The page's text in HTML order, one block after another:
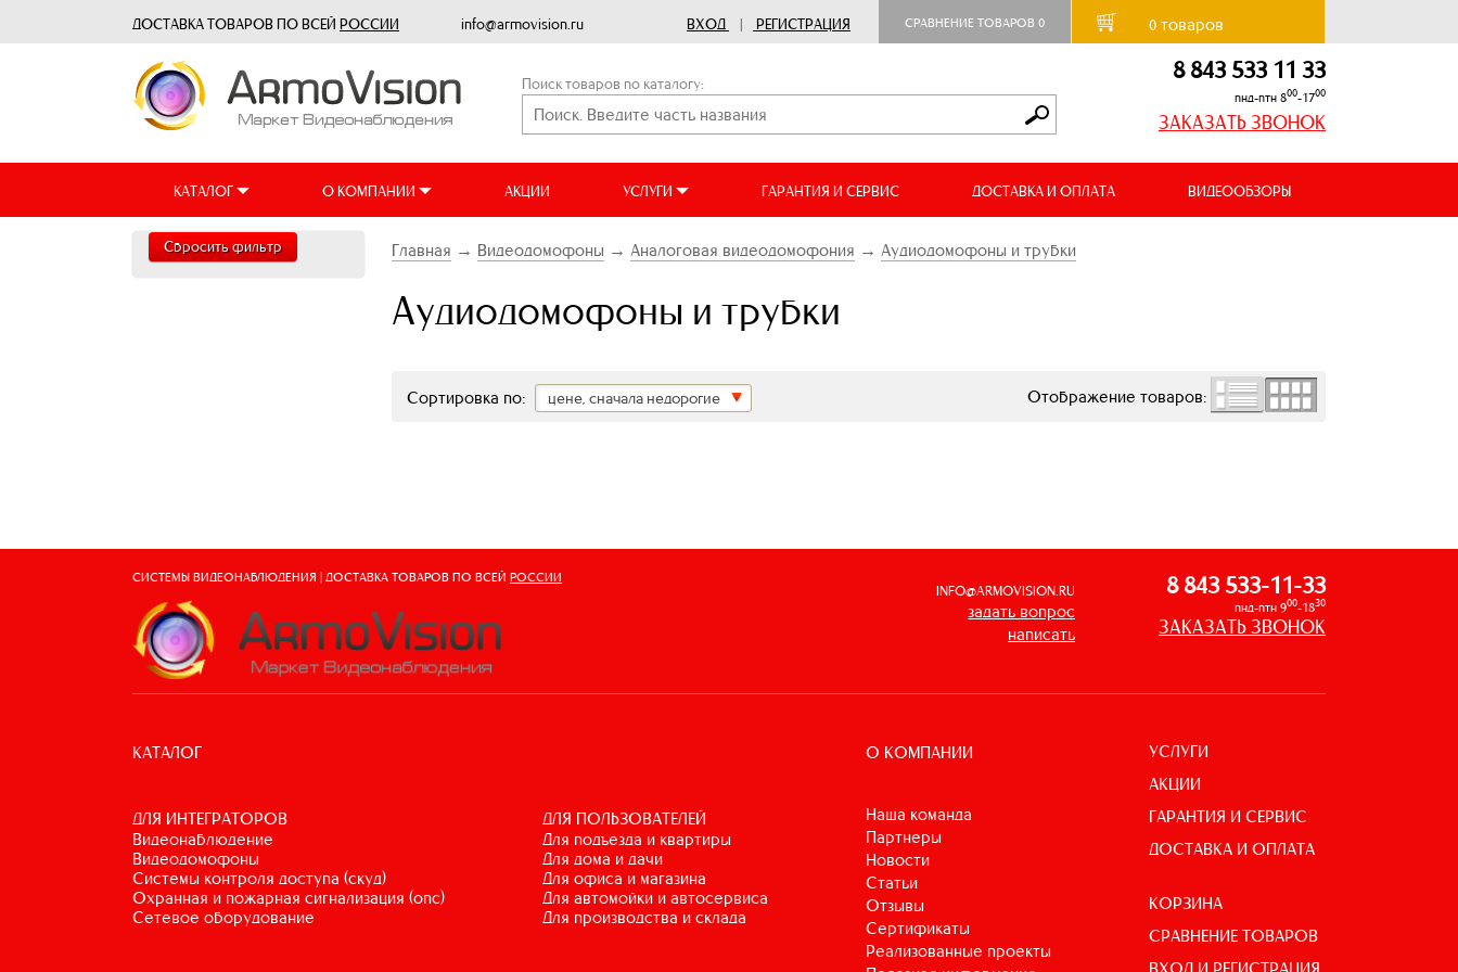
ДОСТАВКА ТОВАРОВ ПО ВСЕЙ РОССИИ info@armovision.ru ВХОД | РЕГИСТРАЦИЯ СРАВНЕНИЕ ТОВАРОВ 0 0товаров
Поиск товаров по каталогу: 8 843 533 11 33
пнд-птн 800-1700
ЗАКАЗАТЬ ЗВОНОК
КАТАЛОГ О КОМПАНИИ АКЦИИ УСЛУГИ ГАРАНТИЯ И СЕРВИС ДОСТАВКА И ОПЛАТА ВИДЕООБЗОРЫ
Сбросить фильтр Главная → Видеодомофоны → Аналоговая видеодомофония → Аудиодомофоны и трубки
Аудиодомофоны и трубки
Отображение товаров:
Сортировка по: цене, сначала недорогие
СИСТЕМЫ ВИДЕОНАБЛЮДЕНИЯ | ДОСТАВКА ТОВАРОВ ПО ВСЕЙ РОССИИ
INFO@ARMOVISION.RU
задать вопрос
написать
8 843 533-11-33
пнд-птн 900-1830
ЗАКАЗАТЬ ЗВОНОК
КАТАЛОГ
ДЛЯ ИНТЕГРАТОРОВ
видеонаблюдение
видеодомофоны
системы контроля доступа (скуд)
охранная и пожарная сигнализация (опс)
сетевое оборудование
ДЛЯ ПОЛЬЗОВАТЕЛЕЙ
для подъезда и квартиры
для дома и дачи
для офиса и магазина
для автомойки и автосервиса
для производства и склада
О КОМПАНИИ
Наша команда
Партнеры
Новости
Статьи
Отзывы
Сертификаты
Реализованные проекты
УСЛУГИ
АКЦИИ
ГАРАНТИЯ И СЕРВИС
ДОСТАВКА И ОПЛАТА
КОРЗИНА
СРАВНЕНИЕ ТОВАРОВ